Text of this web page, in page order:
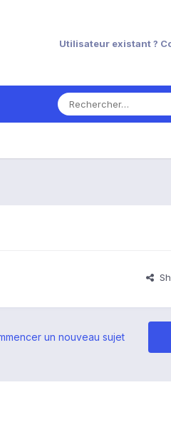
Utilisateur existant ?
un nouveau sujet